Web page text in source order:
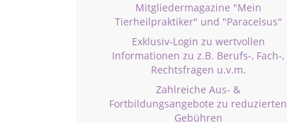
Mitgliedermagazine "Mein
Tierheilpraktiker" und "Paracelsus"
Exklusiv-Login zu wertvollen
Informationen zu z.B. Berufs-, Fach-,
Rechtsfragen u.v.m.
Zahlreiche Aus- &
Fortbildungsangebote zu reduzierten
Gebühren